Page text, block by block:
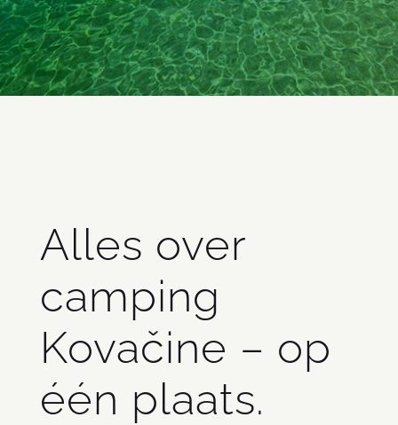
Alles over
camping
Kovačine – op
één plaats.